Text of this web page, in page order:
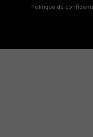
Politique de